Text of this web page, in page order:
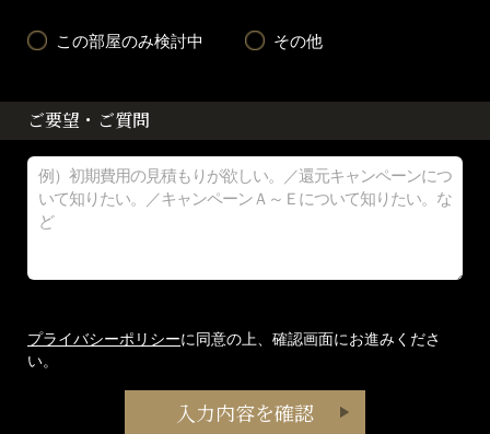
この部屋のみ検討中 その他
ご要望・ご質問
プライバシーポリシーに同意の上、確認画面にお進みくださ
い。